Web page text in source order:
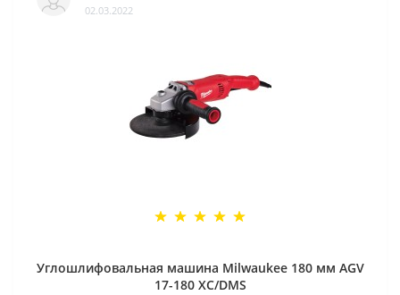
02.03.2022
Углошлифовальная машина Milwaukee 180 мм AGV
17-180 XC/DMS